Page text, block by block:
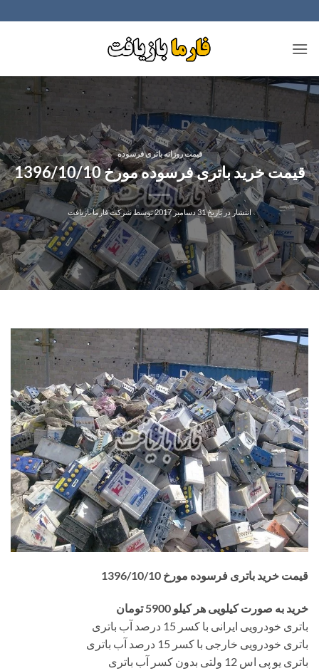
to
content
قیمت روزانه باتری فرسوده
قیمت خرید باتری فرسوده مورخ 1396/10/10
انتشار در تاریخ31 دسامبر 2017 توسطشرکت فارما بازیافت
قیمت خرید باتری فرسوده مورخ 1396/10/10
خرید به صورت کیلویی هر کیلو 5900 تومان
باتری خودرویی ایرانی با کسر 15 درصد آب باتری
باتری خودرویی خارجی با کسر 15 درصد آب باتری
باتری یو پی اس 12 ولتی بدون کسر آب باتری